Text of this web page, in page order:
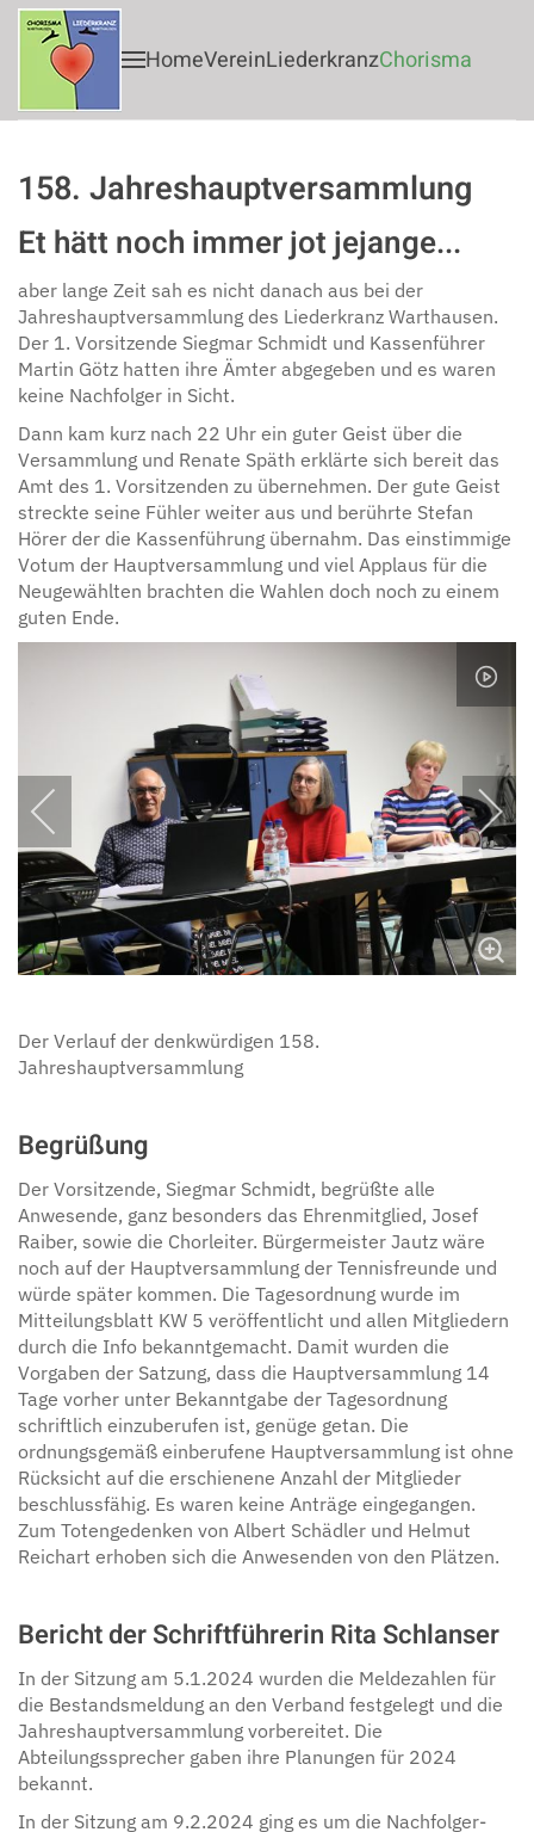
Zum Hauptinhalt springen
HomeVereinLiederkranzChorisma
158. Jahreshauptversammlung
Et hätt noch immer jot jejange...
aber lange Zeit sah es nicht danach aus bei der
Jahreshauptversammlung des Liederkranz Warthausen.
Der 1. Vorsitzende Siegmar Schmidt und Kassenführer
Martin Götz hatten ihre Ämter abgegeben und es waren
keine Nachfolger in Sicht.
Dann kam kurz nach 22 Uhr ein guter Geist über die
Versammlung und Renate Späth erklärte sich bereit das
Amt des 1. Vorsitzenden zu übernehmen. Der gute Geist
streckte seine Fühler weiter aus und berührte Stefan
Hörer der die Kassenführung übernahm. Das einstimmige
Votum der Hauptversammlung und viel Applaus für die
Neugewählten brachten die Wahlen doch noch zu einem
guten Ende.
Der Verlauf der denkwürdigen 158.
Jahreshauptversammlung
Begrüßung
Der Vorsitzende, Siegmar Schmidt, begrüßte alle
Anwesende, ganz besonders das Ehrenmitglied, Josef
Raiber, sowie die Chorleiter. Bürgermeister Jautz wäre
noch auf der Hauptversammlung der Tennisfreunde und
würde später kommen. Die Tagesordnung wurde im
Mitteilungsblatt KW 5 veröffentlicht und allen Mitgliedern
durch die Info bekanntgemacht. Damit wurden die
Vorgaben der Satzung, dass die Hauptversammlung 14
Tage vorher unter Bekanntgabe der Tagesordnung
schriftlich einzuberufen ist, genüge getan. Die
ordnungsgemäß einberufene Hauptversammlung ist ohne
Rücksicht auf die erschienene Anzahl der Mitglieder
beschlussfähig. Es waren keine Anträge eingegangen.
Zum Totengedenken von Albert Schädler und Helmut
Reichart erhoben sich die Anwesenden von den Plätzen.
Bericht der Schriftführerin Rita Schlanser
In der Sitzung am 5.1.2024 wurden die Meldezahlen für
die Bestandsmeldung an den Verband festgelegt und die
Jahreshauptversammlung vorbereitet. Die
Abteilungssprecher gaben ihre Planungen für 2024
bekannt.
In der Sitzung am 9.2.2024 ging es um die Nachfolger-